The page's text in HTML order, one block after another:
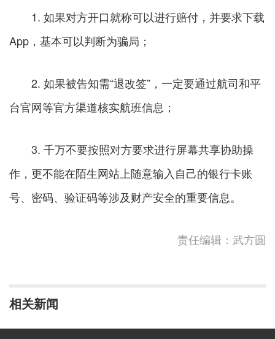
1. 如果对方开口就称可以进行赔付，并要求下载
App，基本可以判断为骗局；
2. 如果被告知需“退改签”，一定要通过航司和平
台官网等官方渠道核实航班信息；
3. 千万不要按照对方要求进行屏幕共享协助操
作，更不能在陌生网站上随意输入自己的银行卡账
号、密码、验证码等涉及财产安全的重要信息。
责任编辑：武方圆
相关新闻